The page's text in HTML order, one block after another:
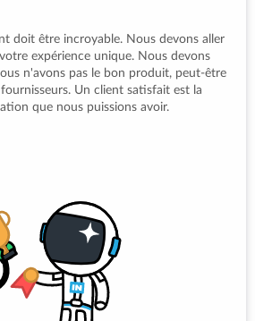
doit être incroyable. Nous devons aller
expérience unique. Nous devons
n'avons pas le bon produit, peut-être
Un client satisfait est la
que nous puissions avoir.